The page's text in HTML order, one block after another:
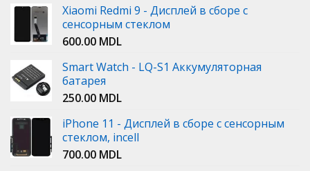
Xiaomi Redmi 9 - Дисплей в сборе с
сенсорным стеклом
600.00 MDL
Smart Watch - LQ-S1 Аккумуляторная
батарея
250.00 MDL
iPhone 11 - Дисплей в сборе с сенсорным
стеклом, incell
700.00 MDL